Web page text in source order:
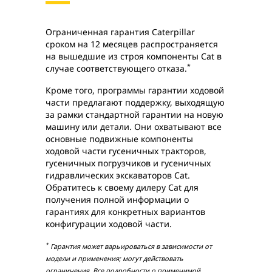
Ограниченная гарантия Caterpillar
сроком на 12 месяцев распространяется
на вышедшие из строя компоненты Cat в
случае соответствующего отказа.*
Кроме того, программы гарантии ходовой
части предлагают поддержку, выходящую
за рамки стандартной гарантии на новую
машину или детали. Они охватывают все
основные подвижные компоненты
ходовой части гусеничных тракторов,
гусеничных погрузчиков и гусеничных
гидравлических экскаваторов Cat.
Обратитесь к своему дилеру Cat для
получения полной информации о
гарантиях для конкретных вариантов
конфигурации ходовой части.
*Гарантия может варьироваться в зависимости от
модели и применения; могут действовать